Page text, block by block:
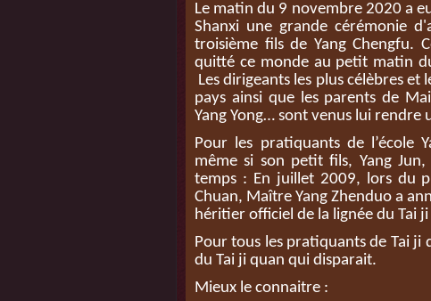
Le matin du 9 novembre 2020 a
Shanxi une grande cérémonie
troisième fils de Yang Chengfu.
quitté ce monde au petit matin
Les dirigeants les plus célèbres
pays ainsi que les parents de
Yang Yong… sont venus lui rendre
Pour les pratiquants de l’école
même si son petit fils, Yang
temps : En juillet 2009, lors du
Chuan, Maître Yang Zhenduo a
héritier officiel de la lignée du Tai
Pour tous les pratiquants de Tai ji
du Tai ji quan qui disparait.
Mieux le connaitre :